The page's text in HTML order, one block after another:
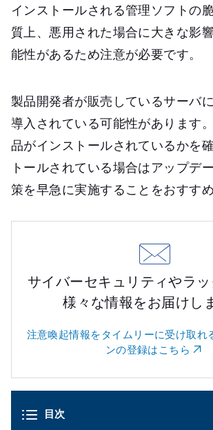
インストールされる管理ソフトの
質上、悪用された場合に大きな影
能性があるため注意が必要です。
製品開発者が販売しているサーバ
導入されている可能性があります
品がインストールされているかを
トールされている場合はアップデ
策を早急に実施することをおすすめ
サイバーセキュリティやラ
様々な情報をお届けし
注意喚起情報をタイムリーに受け取れ
ンの登録はこちら
目次